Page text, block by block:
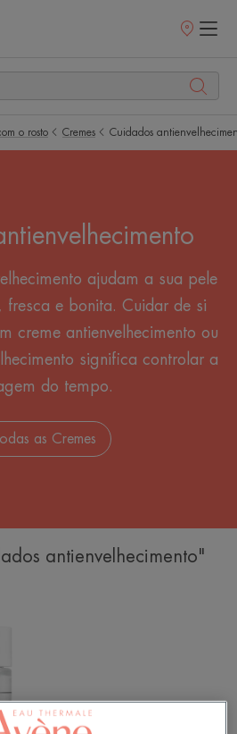
Pontos
o rosto Cremes Cuidados
ajudam a sua pele
fresca e bonita. Cuidar de si
creme antienvelhecimento ou
significa controlar a
do tempo.
Todas as Cremes
antienvelhecimento"